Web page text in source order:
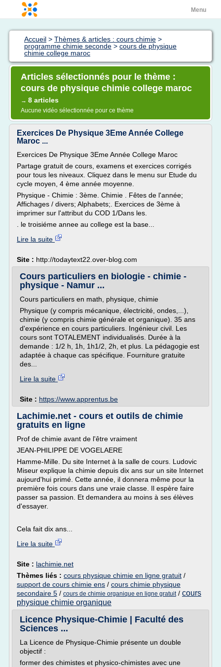
Menu
Accueil > Thèmes & articles : cours chimie >
programme chimie seconde > cours de physique
chimie college maroc
Articles sélectionnés pour le thème :
cours de physique chimie college maroc
→ 8 articles
Aucune vidéo sélectionnée pour ce thème
Exercices De Physique 3Eme Année College
Maroc ...
Exercices De Physique 3Eme Année College Maroc
Partage gratuit de cours, examens et exercices corrigés
pour tous les niveaux. Cliquez dans le menu sur Etude du
cycle moyen, 4 ème année moyenne.
Physique - Chimie : 3ème. Chimie . Fêtes de l'année;
Affichages / divers; Alphabets;. Exercices de 3ème à
imprimer sur l'attribut du COD 1/Dans les.
. le troisiéme annee au college est la base...
Lire la suite
Site : http://todaytext22.over-blog.com
Cours particuliers en biologie - chimie -
physique - Namur ...
Cours particuliers en math, physique, chimie
Physique (y compris mécanique, électricité, ondes,...),
chimie (y compris chimie générale et organique). 35 ans
d'expérience en cours particuliers. Ingénieur civil. Les
cours sont TOTALEMENT individualisés. Durée à la
demande : 1/2 h, 1h, 1h1/2, 2h, et plus. La pédagogie est
adaptée à chaque cas spécifique. Fourniture gratuite
des...
Lire la suite
Site : https://www.apprentus.be
Lachimie.net - cours et outils de chimie
gratuits en ligne
Prof de chimie avant de l'être vraiment
JEAN-PHILIPPE DE VOGELAERE
Hamme-Mille. Du site Internet à la salle de cours. Ludovic
Miseur explique la chimie depuis dix ans sur un site Internet
aujourd'hui primé. Cette année, il donnera même pour la
première fois cours dans une vraie classe. Il espère faire
passer sa passion. Et demandera au moins à ses élèves
d'essayer.
Cela fait dix ans...
Lire la suite
Site : lachimie.net
Thèmes liés : cours physique chimie en ligne gratuit /
support de cours chimie ens / cours chimie physique
secondaire 5 / cours de chimie organique en ligne gratuit/ cours
physique chimie organique
Licence Physique-Chimie | Faculté des
Sciences ...
La Licence de Physique-Chimie présente un double
objectif :
former des chimistes et physico-chimistes avec une